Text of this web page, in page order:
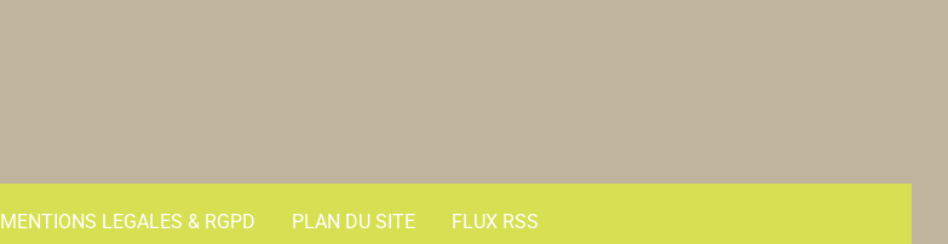
MENTIONS LEGALES & RGPD PLAN DU SITE FLUX RSS